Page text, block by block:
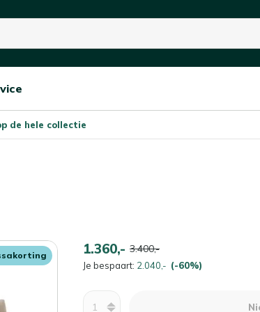
U heeft geen
sluit
de hele collectie
1.360,- 3.400,-
Je bespaart: 2.040,- (-60%)